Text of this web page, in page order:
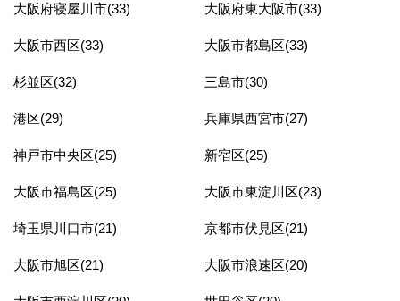
大阪府寝屋川市(33) 大阪府東大阪市(33)
大阪市西区(33) 大阪市都島区(33)
杉並区(32) 三島市(30)
港区(29) 兵庫県西宮市(27)
神戸市中央区(25) 新宿区(25)
大阪市福島区(25) 大阪市東淀川区(23)
埼玉県川口市(21) 京都市伏見区(21)
大阪市旭区(21) 大阪市浪速区(20)